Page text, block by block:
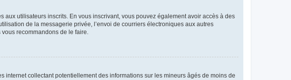
aux utilisateurs inscrits. En vous inscrivant, vous pouvez également avoir accès à des
de la messagerie privée, l’envoi de courriers électroniques aux autres
recommandons de le faire.
internet collectant potentiellement des informations sur les mineurs âgés de moins de